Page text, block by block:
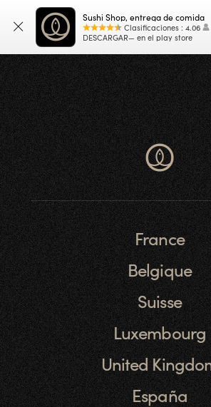
Sushi Shop, entrega de comida
Clasificaciones : 4.06
DESCARGAR— en el play store
France
Belgique
Suisse
Luxembourg
United
España